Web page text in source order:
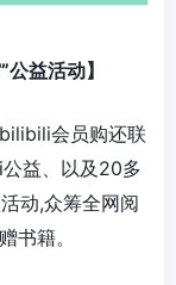
益活动】
会员购还联
益、以及20多
动,众筹全网阅
书籍。